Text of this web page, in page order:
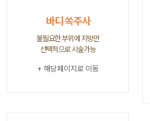
바디 쏙주사
불필요한 부위에 지방만
선택적으로 시술가능
+ 해당페이지로 이동